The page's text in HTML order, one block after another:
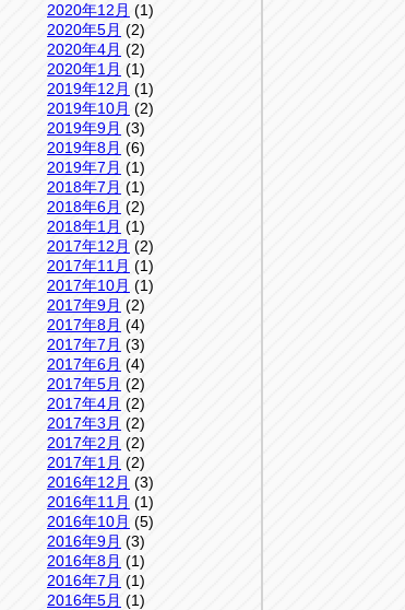
2020年12月 (1)
2020年5月 (2)
2020年4月 (2)
2020年1月 (1)
2019年12月 (1)
2019年10月 (2)
2019年9月 (3)
2019年8月 (6)
2019年7月 (1)
2018年7月 (1)
2018年6月 (2)
2018年1月 (1)
2017年12月 (2)
2017年11月 (1)
2017年10月 (1)
2017年9月 (2)
2017年8月 (4)
2017年7月 (3)
2017年6月 (4)
2017年5月 (2)
2017年4月 (2)
2017年3月 (2)
2017年2月 (2)
2017年1月 (2)
2016年12月 (3)
2016年11月 (1)
2016年10月 (5)
2016年9月 (3)
2016年8月 (1)
2016年7月 (1)
2016年5月 (1)